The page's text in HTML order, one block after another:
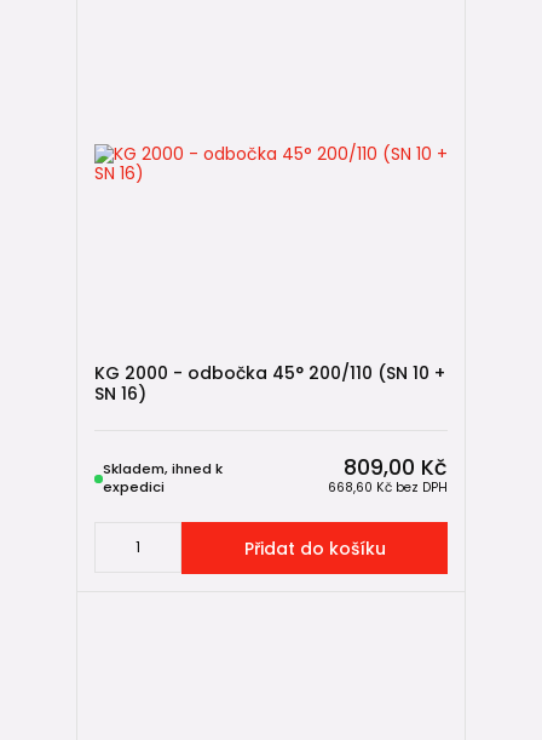
KG 2000 - odbočka 45° 200/110 (SN 10 +
SN 16)
809,00 Kč
668,60 Kč bez DPH
Skladem, ihned k
expedici
Přidat do košíku